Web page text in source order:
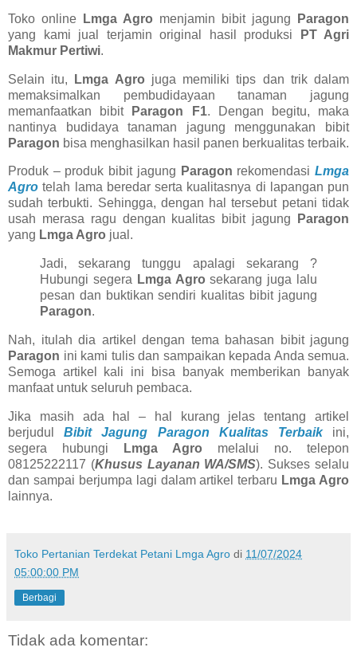
Toko online Lmga Agro menjamin bibit jagung
Paragon
yang kami jual terjamin original hasil produksi
PT Agri
Makmur Pertiwi.
Selain itu, Lmga Agro juga memiliki tips dan trik dalam
memaksimalkan pembudidayaan tanaman jagung
memanfaatkan bibit
Paragon F1. Dengan begitu, maka
nantinya budidaya tanaman jagung menggunakan bibit
Paragon bisa menghasilkan hasil panen berkualitas terbaik.
Produk – produk bibit jagung Paragon rekomendasiLmga
Agro telah lama beredar serta kualitasnya di lapangan pun
sudah terbukti. Sehingga, dengan hal tersebut petani tidak
usah merasa ragu dengan kualitas bibit jagung
Paragon
yang Lmga Agro jual.
Jadi, sekarang tunggu apalagi sekarang ?
Hubungi segera Lmga Agro sekarang juga lalu
pesan dan buktikan sendiri kualitas bibit jagung
Paragon.
Nah, itulah dia artikel dengan tema bahasan bibit jagung
Paragon ini kami tulis dan sampaikan kepada Anda semua.
Semoga artikel kali ini bisa banyak memberikan banyak
manfaat untuk seluruh pembaca.
Jika masih ada hal – hal kurang jelas tentang artikel
berjudulBibit Jagung Paragon Kualitas Terbaikini,
segera hubungi
Lmga Agro melalui no. telepon
08125222117 (Khusus Layanan WA/SMS). Sukses selalu
dan sampai berjumpa lagi dalam artikel terbaru Lmga Agro
lainnya.
Toko Pertanian Terdekat Petani Lmga Agro di 11/07/2024
05:00:00 PM
Berbagi
Tidak ada komentar: